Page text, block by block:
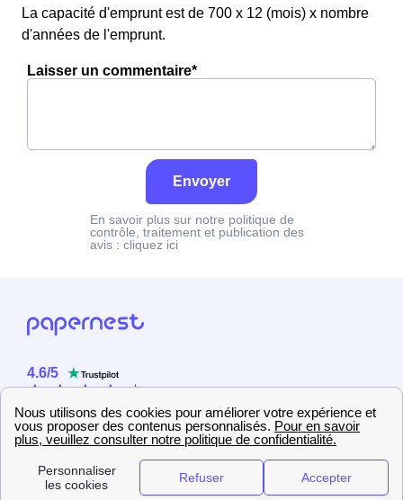
La capacité d'emprunt est de 700 x 12 (mois) x nombre
d'années de l'emprunt.
Laisser un commentaire*
Envoyer
En savoir plus sur notre politique de
contrôle, traitement et publication des
avis : cliquez ici
4.6/5
2358 utilisateurs